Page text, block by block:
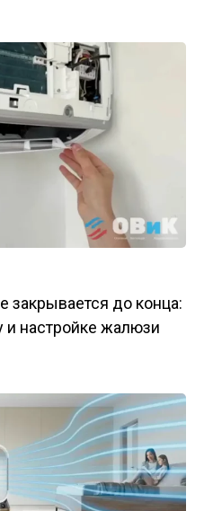
закрывается до конца:
и настройке жалюзи